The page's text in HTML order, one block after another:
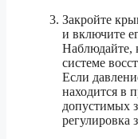
Закройте
и включите
Наблюдайте,
системе
Если
находится в
допустимых
регулировка